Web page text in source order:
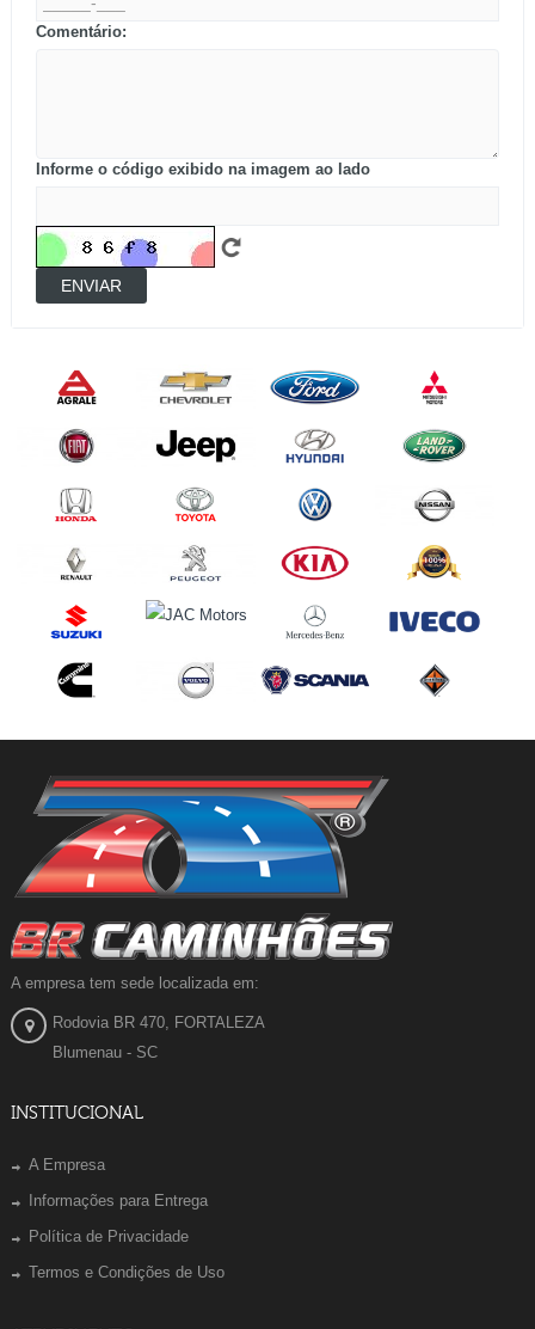
Comentário:
Informe o código exibido na imagem ao lado
ENVIAR
A empresa tem sede localizada em:
Rodovia BR 470, FORTALEZA
Blumenau - SC
INSTITUCIONAL
A Empresa
Informações para Entrega
Política de Privacidade
Termos e Condições de Uso